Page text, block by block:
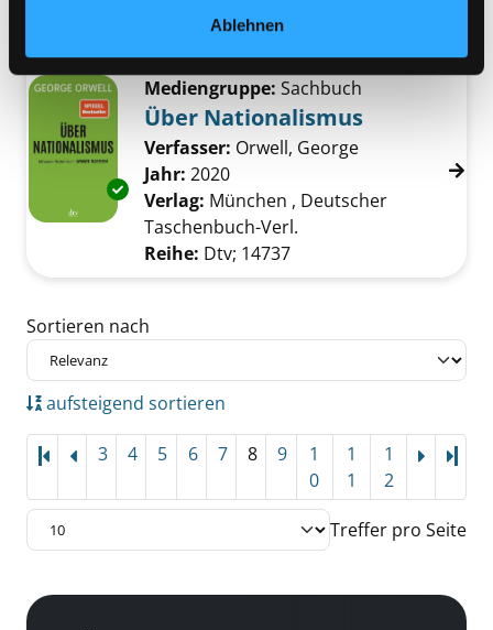
Ablehnen
Rororo; 00440
Exemplar-Details von Über Nationalismus
Mediengruppe: Sachbuch
Über Nationalismus
Verfasser: Orwell, George
Jahr: 2020
Verlag: München , Deutscher
Taschenbuch-Verl.
Reihe: Dtv; 14737
Zu den Suchfiltern springen
Sortieren nach
aufsteigend sortieren
3 4 5 6 7 8 9
1
0
1
1
1
2
Treffer pro Seite